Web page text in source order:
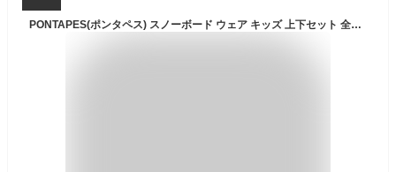
PONTAPES(ポンタペス) スノーボード ウェア キッズ 上下セット 全18色 100～150サイズ 耐水圧10,000mm サイズ調節可能 PONJR-107PR PJS-15(D-4051*M-780) 100サイズ スノーウェア スノボウェア スキーウェア ウエア 子供用 ジュニア 男の子 女の子